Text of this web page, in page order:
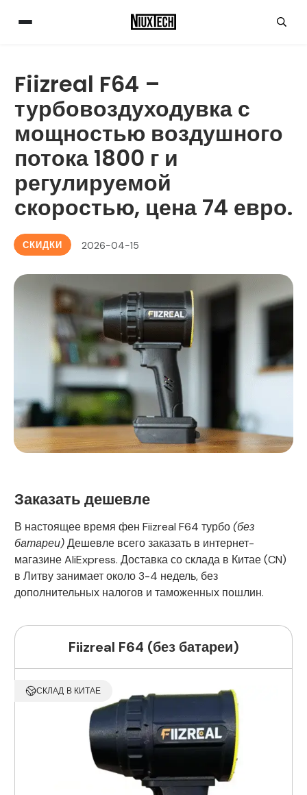
Fiizreal F64 –
турбовоздуходувка с
мощностью воздушного
потока 1800 г и
регулируемой
скоростью, цена 74 евро.
СКИДКИ 2026-04-15
Заказать дешевле
В настоящее время фен Fiizreal F64 турбо(без
батареи)Дешевле всего заказать в интернет-
магазине AliExpress. Доставка со склада в Китае (CN)
в Литву занимает около 3-4 недель, без
дополнительных налогов и таможенных пошлин.
Fiizreal F64 (без батареи)
СКЛАД В КИТАЕ